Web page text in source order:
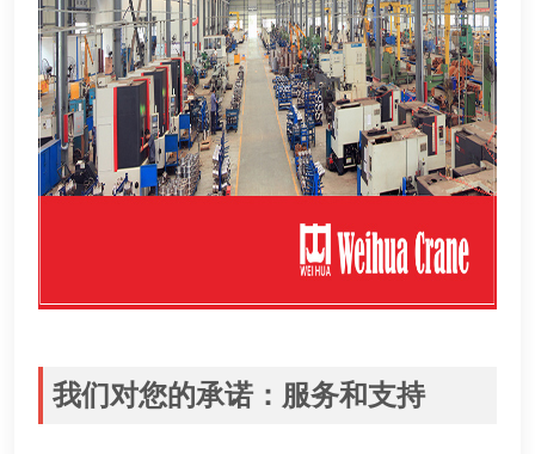
我们对您的承诺： 服务和支持